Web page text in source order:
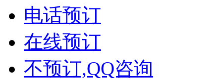
电话预订
在线预订
不预订,QQ咨询